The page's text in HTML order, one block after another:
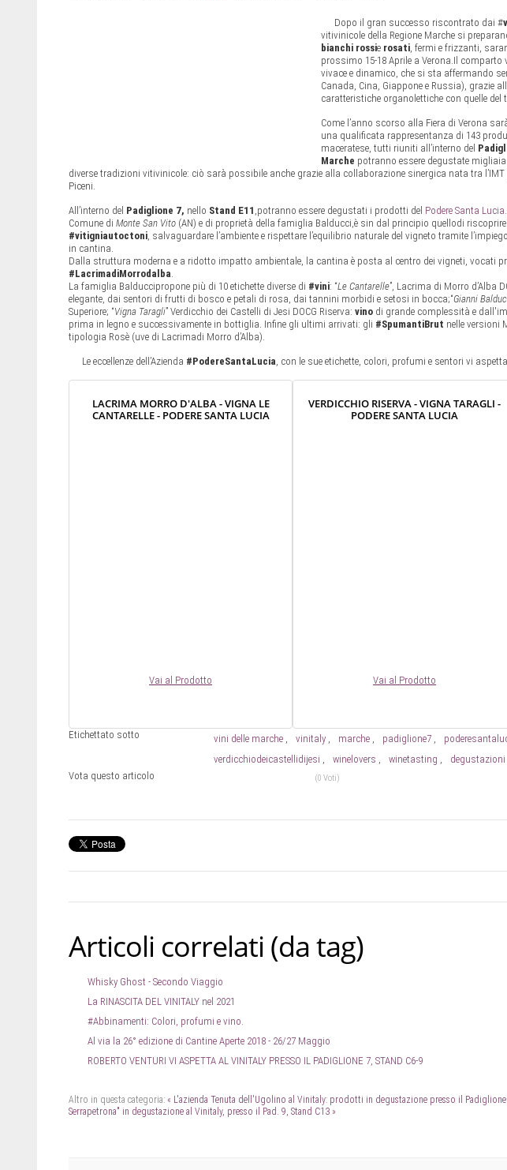
Dopo il gran successo riscontrato dai #
vitivinicole della Regione Marche si
bianchi rossie rosati, fermi e frizzanti,
prossimo 15-18 Aprile a Verona.Il
vivace e dinamico, che si sta affermando
Canada, Cina, Giappone e Russia), grazie
caratteristiche organolettiche con quelle
Come l’anno scorso alla Fiera di Verona
una qualificata rappresentanza di 143
maceratese, tutti riuniti all’interno del
Marche potranno essere degustate
diverse tradizioni vitivinicole: ciò sarà possibile anche grazie alla collaborazione sinergica nata tra
Piceni.
All’interno del Padiglione 7, nello Stand E11 ,potranno essere degustati i prodotti del Podere Santa Lucia.
Comune di Monte San Vito (AN) e di proprietà della famiglia Balducci,è sin dal principio quellodi
#vitigniautoctoni, salvaguardare l’ambiente e rispettare l’equilibrio naturale del vigneto tramite
in cantina.
Dalla struttura moderna e a ridotto impatto ambientale, la cantina è posta al centro dei vigneti, vocati
#LacrimadiMorrodalba.
La famiglia Balduccipropone più di 10 etichette diverse di #vini: “Le Cantarelle”, Lacrima di Morro d’Alba
elegante, dai sentori di frutti di bosco e petali di rosa, dai tannini morbidi e setosi in bocca;“Gianni
Superiore; “Vigna Taragli” Verdicchio dei Castelli di Jesi DOCG Riserva: vino di grande complessità e
prima in legno e successivamente in bottiglia. Infine gli ultimi arrivati: gli #SpumantiBrut nelle versioni
tipologia Rosè (uve di Lacrimadi Morro d’Alba).
Le eccellenze dell’Azienda #PodereSantaLucia, con le sue etichette, colori, profumi e sentori vi
LACRIMA MORRO D'ALBA - VIGNA LE
CANTARELLE - PODERE SANTA LUCIA
Vai al Prodotto
VERDICCHIO RISERVA - VIGNA TARAGLI -
PODERE SANTA LUCIA
Vai al Prodotto
Etichettato sotto vini delle marche vinitaly marche padiglione7
verdicchiodeicastellidijesi
winelovers winetasting
degustazioni
Vota questo articolo
(0 Voti)
Articoli correlati (da tag)
Whisky Ghost - Secondo Viaggio
La RINASCITA DEL VINITALY nel 2021
#Abbinamenti: Colori, profumi e vino.
Al via la 26° edizione di Cantine Aperte 2018 - 26/27 Maggio
ROBERTO VENTURI VI ASPETTA AL VINITALY PRESSO IL PADIGLIONE 7, STAND C6-9
Altro in questa categoria: « L'azienda Tenuta dell'Ugolino al Vinitaly: prodotti in degustazione presso il Padiglione
Serrapetrona" in degustazione al Vinitaly, presso il Pad. 9, Stand C13 »